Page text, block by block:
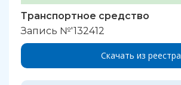
Транспортное средство
Запись №'132412
Скачать из реестра